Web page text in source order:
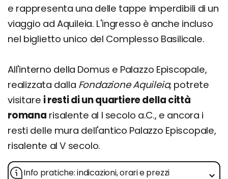
e rappresenta una delle tappe imperdibili di un
viaggio ad Aquileia. L'ingresso è anche incluso
nel biglietto unico del Complesso Basilicale.
All'interno della Domus e Palazzo Episcopale,
realizzata dalla Fondazione Aquileia, potrete
visitare i resti di un quartiere della città
romana risalente al I secolo a.C., e ancora i
resti delle mura dell'antico Palazzo Episcopale,
risalente al V secolo.
Info pratiche: indicazioni, orari e prezzi